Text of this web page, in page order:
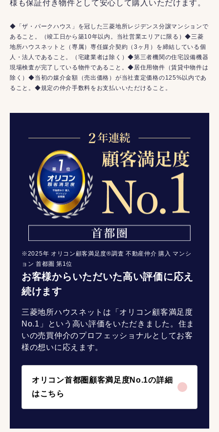
様も保証付き物件として安心して購入いただけます。
◆「ザ・パークハウス」を冠した三菱地所レジデンス分譲マンションで
あること。（竣工日から築10年以内。当社営業エリアに限る）◆三菱
地所ハウスネットと（専属）専任媒介契約（3ヶ月）を締結している個
人・法人であること。（宅建業者は除く）◆第三者機関の住宅設備機器
現場検査が完了している物件であること。◆居住用物件（賃貸中物件は
除く）◆当初の媒介金額（売出価格）が当社査定価格の125%以内であ
ること。◆規定の仲介手数料をお支払いいただけること。
お客様からいただいた高い評価に応え
続けます
三菱地所ハウスネットは「オリコン顧客満足度
No.1」という高い評価をいただきました。住ま
いの売買仲介のプロフェッショナルとしてお客
様の想いに応えます。
オリコン首都圏顧客満足度No.1の詳細
はこちら
※2025年 オリコン顧客満足度®調査 不動産仲介 購入 マンシ
ョン 首都圏 第1位